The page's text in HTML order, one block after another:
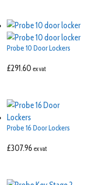
Probe 10 Door Lockers
£291.60 ex vat
Probe 16 Door Lockers
£307.96 ex vat